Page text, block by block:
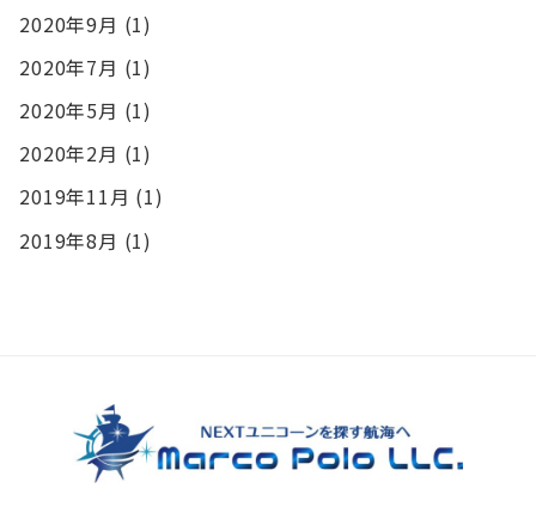
2020年9月 (1)
2020年7月 (1)
2020年5月 (1)
2020年2月 (1)
2019年11月 (1)
2019年8月 (1)